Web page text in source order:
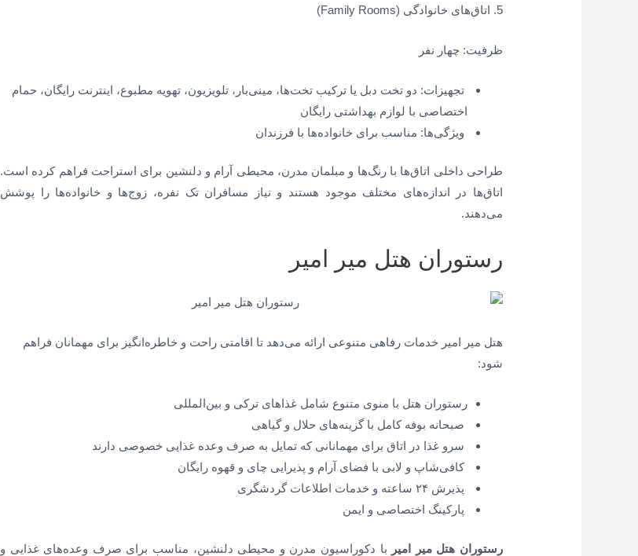
5. اتاق‌های خانوادگی (Family Rooms)
ظرفیت: چهار نفر
تجهیزات: دو تخت دبل یا ترکیب تخت‌ها، مینی‌بار، تلویزیون، تهویه مطبوع، اینترنت رایگان، حمام
اختصاصی با لوازم بهداشتی رایگان
ویژگی‌ها: مناسب برای خانواده‌ها با فرزندان
طراحی داخلی اتاق‌ها با رنگ‌ها و مبلمان مدرن، محیطی آرام و دلنشین برای استراحت فراهم کرده است.
اتاق‌ها در اندازه‌های مختلف موجود هستند و نیاز مسافران تک نفره، زوج‌ها و خانواده‌ها را پوشش
می‌دهند.
رستوران‌ هتل میر امیر
هتل میر امیر خدمات رفاهی متنوعی ارائه می‌دهد تا اقامتی راحت و خاطره‌انگیز برای مهمانان فراهم
شود:
رستوران هتل با منوی متنوع شامل غذاهای ترکی و بین‌المللی
صبحانه بوفه کامل با گزینه‌های حلال و گیاهی
سرو غذا در اتاق برای مهمانانی که تمایل به صرف وعده غذایی خصوصی دارند
کافی‌شاپ و لابی با فضای آرام و پذیرایی چای و قهوه رایگان
پذیرش ۲۴ ساعته و خدمات اطلاعات گردشگری
پارکینگ اختصاصی و ایمن
رستوران هتل میر امیر با دکوراسیون مدرن و محیطی دلنشین، مناسب برای صرف وعده‌های غذایی و